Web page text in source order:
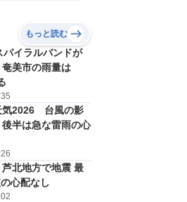
19
0ミリ
1m/s
20
0ミリ
1m/s
0
1
もっと読む
パイラルバンドが
美市の雨量は
気2026 台風の影
半は急な雷雨の心
北地方で地震 最
心配なし